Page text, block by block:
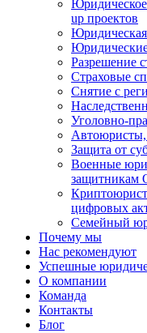
up проектов
Разрешение
Страховые
Снятие с
Уголовно-
Автоюристы,
Защита от
Военные
защитникам
цифровых
Семейный
Почему мы
Нас рекомендуют
Успешные
О компании
Команда
Контакты
Блог